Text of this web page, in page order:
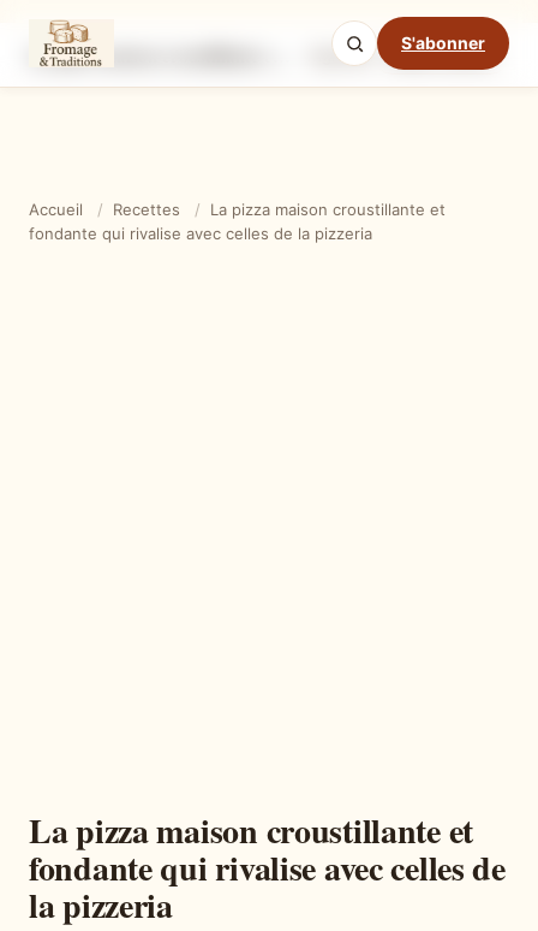
S'abonner
Ingrédients Étapes
Mode cuisine
Accueil / Recettes /
La pizza maison croustillante et
fondante qui rivalise avec celles de la pizzeria
La pizza maison croustillante et
fondante qui rivalise avec celles de
la pizzeria